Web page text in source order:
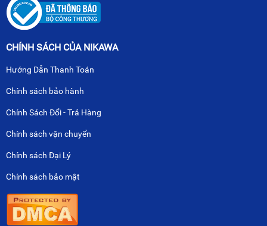
CHÍNH SÁCH CỦA NIKAWA
Hướng Dẫn Thanh Toán
Chính sách bảo hành
Chính Sách Đổi - Trả Hàng
Chính sách vận chuyển
Chính sách Đại Lý
Chính sách bảo mật